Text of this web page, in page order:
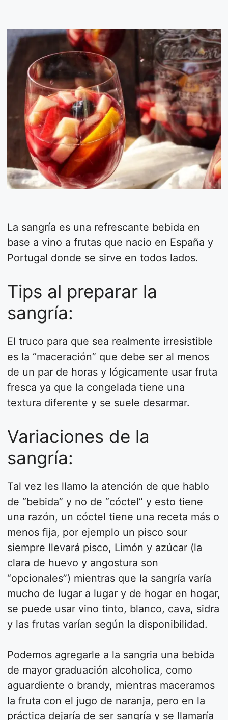
La sangría es una refrescante bebida en
base a vino a frutas que nacio en España y
Portugal donde se sirve en todos lados.
Tips al preparar la
sangría:
El truco para que sea realmente irresistible
es la “maceración” que debe ser al menos
de un par de horas y lógicamente usar fruta
fresca ya que la congelada tiene una
textura diferente y se suele desarmar.
Variaciones de la
sangría:
Tal vez les llamo la atención de que hablo
de “bebida” y no de “cóctel” y esto tiene
una razón, un cóctel tiene una receta más o
menos fija, por ejemplo un pisco sour
siempre llevará pisco, Limón y azúcar (la
clara de huevo y angostura son
“opcionales”) mientras que la sangría varía
mucho de lugar a lugar y de hogar en hogar,
se puede usar vino tinto, blanco, cava, sidra
y las frutas varían según la disponibilidad.
Podemos agregarle a la sangria una bebida
de mayor graduación alcoholica, como
aguardiente o brandy, mientras maceramos
la fruta con el jugo de naranja, pero en la
práctica dejaría de ser sangría y se llamaría